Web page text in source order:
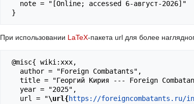
При использовании LaTeX-пакета url для более
   url = "
\url{https://foreigncombatants.ru/